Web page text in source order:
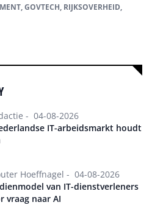
GOVTECH, RIJKSOVERHEID,
- 04-08-2026
IT-arbeidsmarkt houdt
Hoeffnagel - 04-08-2026
van IT-dienstverleners
vraag naar AI